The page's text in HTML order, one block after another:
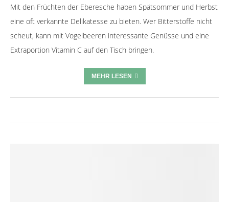
Mit den Früchten der Eberesche haben Spätsommer und Herbst
eine oft verkannte Delikatesse zu bieten. Wer Bitterstoffe nicht
scheut, kann mit Vogelbeeren interessante Genüsse und eine
Extraportion Vitamin C auf den Tisch bringen.
MEHR LESEN